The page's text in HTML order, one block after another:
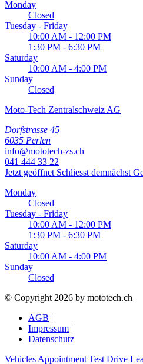
Monday
Closed
Tuesday - Friday
10:00 AM - 12:00 PM
1:30 PM - 6:30 PM
Saturday
10:00 AM - 4:00 PM
Sunday
Closed
Moto-Tech Zentralschweiz AG
Dorfstrasse 45
6035 Perlen
info@mototech-zs.ch
041 444 33 22
Jetzt geöffnet Schliesst demnächst
Monday
Closed
Tuesday - Friday
10:00 AM - 12:00 PM
1:30 PM - 6:30 PM
Saturday
10:00 AM - 4:00 PM
Sunday
Closed
© Copyright 2026 by mototech.ch
AGB |
Impressum |
Datenschutz
Vehicles Appointment Test Drive